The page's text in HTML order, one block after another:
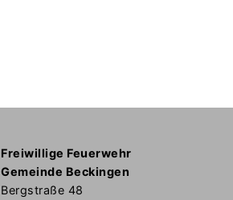
Freiwillige Feuerwehr
Gemeinde Beckingen
Bergstraße 48